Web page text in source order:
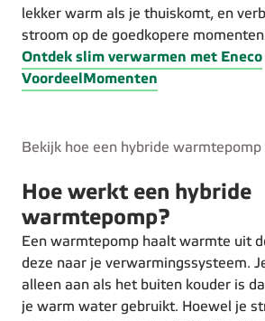
lekker warm als je thuiskomt, en
stroom op de goedkopere
Ontdek slim verwarmen met Eneco
VoordeelMomenten
Bekijk hoe een hybride
Hoe werkt een hybride
warmtepomp?
Een warmtepomp haalt warmte uit
deze naar je verwarmingssysteem.
alleen aan als het buiten kouder is
je warm water gebruikt. Hoewel je